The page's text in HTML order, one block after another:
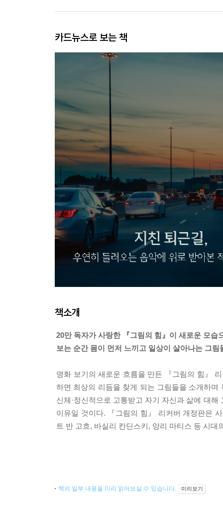
카드뉴스로 보는 책
책소개
20만 독자가 사랑한 『그림의 힘』이 새로운 모습
보는 순간 몸이 먼저 느끼고 일상이 살아나는 그림
명화 보기의 새로운 흐름을 만든 『그림의 힘』
하면 최상의 리듬을 찾게 되는 그림들을 소개하
신체·정신적으로 고통받고 자기 자신과 삶에 대
이유일 것이다. 『그림의 힘』 리커버 개정판은
트 반 고흐, 바실리 칸딘스키, 앙리 마티스 등 시
책의 일부 내용을 미리 읽어보실 수 있습니다. 미리보기